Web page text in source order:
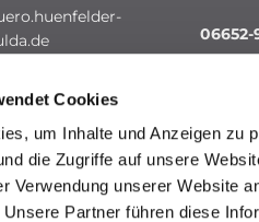
Cookies
um Inhalte und Anzeigen zu
die Zugriffe auf unsere
Verwendung unserer Website
Partner führen diese
06652-